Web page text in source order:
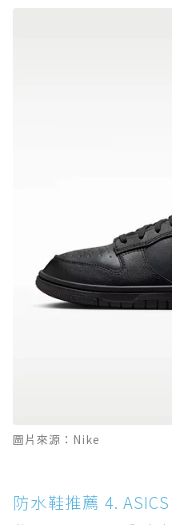
圖片來源：Nike
防水鞋推薦 4.